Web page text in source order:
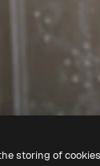
storing of